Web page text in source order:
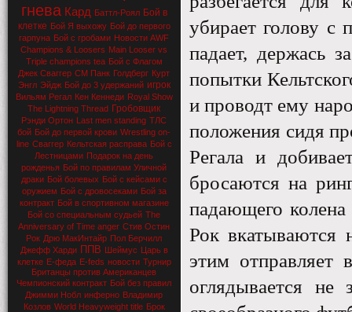
гнева Кард Баттл-Роял Бой в
клетке Бой Я выхожу Бой до первого
гарпуна Бой с гробами Новости AWF
Champions & Loosers Main Looser vs
Triple champions tea Бой с Флагом
Джек Сваггер СМ Панк Голдберг Курт
Энгл Эйдж Бой до 3 удержаний игрок
Вильям Регал Кен Кеннеди Royal Show
The Lightning Thread Гробовщик
Рэнди Ортон Last men standing ТЛС
бой Бой до первой крови Wrestling on-
line Сваггер Кельтская расправа Бой с
Лестницами Подарок на день
рожденья Бой по правилам Уличной
драки Бой болевых Бой с кейсами с
оружием Бой с дровосеками Бой за
контракт Бой в спортивном магазине
Бой со специальным судьей The
Anniversary of Time anger Стив Остин
Рок Дрю МакИнтайр Пол Берчилл
Джефф Харди ППВ Шеймус Царь в
клетке Е-феда E-feds новости Турнир
Британцы против Американцев
Чемпионский контракт Бой без правил
Джимми Нобл инферно Владимир
Козлов World Heavyweight title Брок
убирает голову с
падает, держась
попытки
и проводт ему
положения сидя
Регала и
бросаются на
падающего
Рок вкатываются
этим
оглядывается не